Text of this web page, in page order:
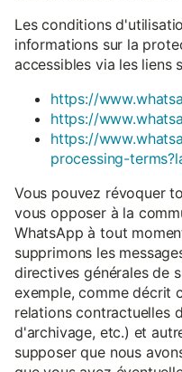
Les conditions
informations sur la
accessibles via les liens
https://
https://
https://
processing-
Vous pouvez révoquer
vous opposer à la
WhatsApp à tout
supprimons les
directives générales de
exemple, comme décrit
relations contractuelles
d'archivage, etc.) et
supposer que nous